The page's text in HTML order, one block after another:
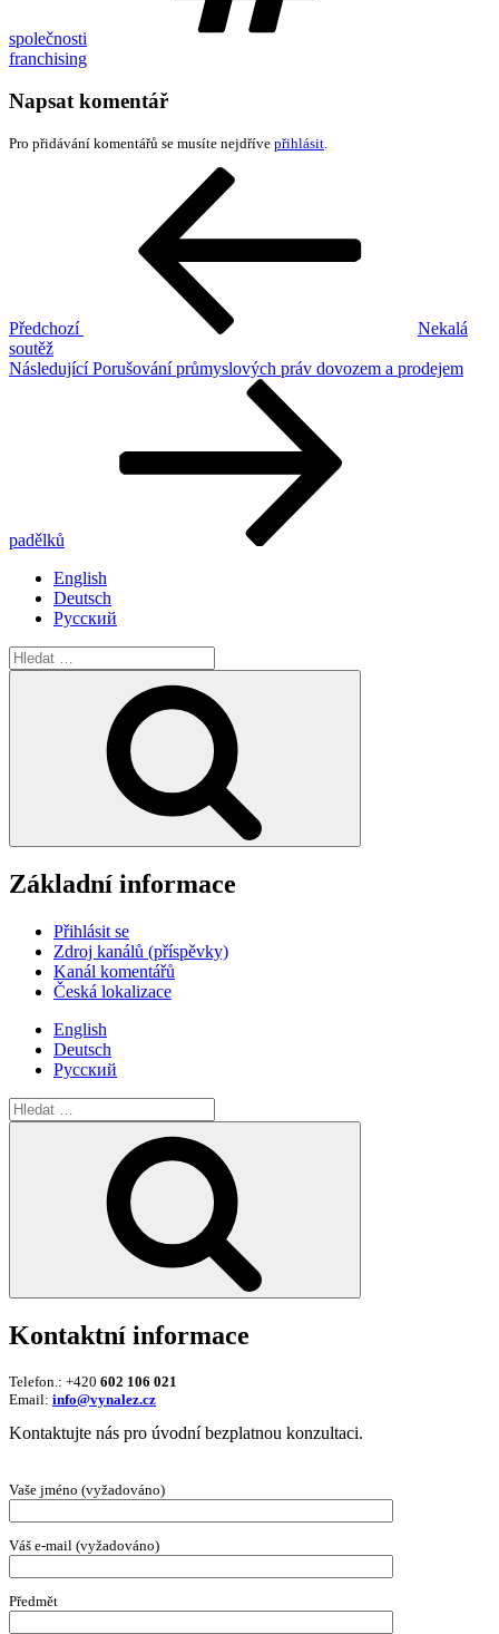
společnosti
franchising
Napsat komentář
Pro přidávání komentářů se musíte nejdříve přihlásit.
Předchozí
Nekalá
soutěž
Následující
Následující Porušování průmyslových práv dovozem a prodejem
padělků
English
Deutsch
Русский
Hledat:
Základní informace
Přihlásit se
Zdroj kanálů (příspěvky)
Kanál komentářů
Česká lokalizace
English
Deutsch
Русский
Hledat:
Kontaktní informace
Telefon.: +420 602 106 021
Email: info@vynalez.cz
Kontaktujte nás pro úvodní bezplatnou konzultaci.
Vaše jméno (vyžadováno)
Váš e-mail (vyžadováno)
Předmět